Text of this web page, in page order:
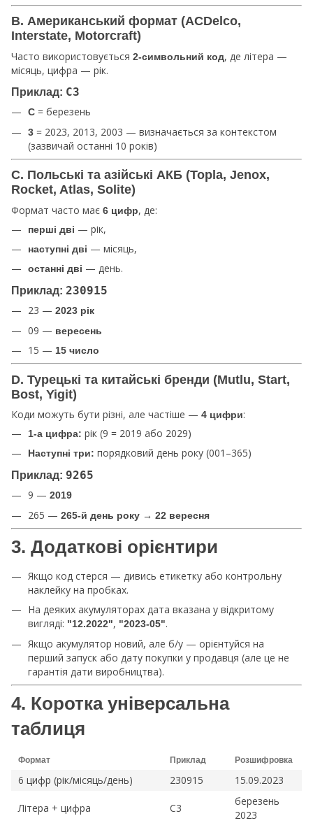
B. Американський формат (ACDelco,
Interstate, Motorcraft)
Часто використовується 2-символьний код, де літера —
місяць, цифра — рік.
Приклад: C3
C = березень
3 = 2023, 2013, 2003 — визначається за контекстом
(зазвичай останні 10 років)
C. Польські та азійські АКБ (Topla, Jenox,
Rocket, Atlas, Solite)
Формат часто має 6 цифр, де:
перші дві — рік,
наступні дві — місяць,
останні дві — день.
Приклад: 230915
23 — 2023 рік
09 — вересень
15 — 15 число
D. Турецькі та китайські бренди (Mutlu, Start,
Bost, Yigit)
Коди можуть бути різні, але частіше — 4 цифри:
1-а цифра: рік (9 = 2019 або 2029)
Наступні три: порядковий день року (001–365)
Приклад: 9265
9 — 2019
265 — 265-й день року → 22 вересня
3. Додаткові орієнтири
Якщо код стерся — дивись етикетку або контрольну
наклейку на пробках.
На деяких акумуляторах дата вказана у відкритому
вигляді: "12.2022", "2023-05".
Якщо акумулятор новий, але б/у — орієнтуйся на
перший запуск або дату покупки у продавця (але це не
гарантія дати виробництва).
4. Коротка універсальна
таблиця
Формат Приклад Розшифровка
6 цифр (рік/місяць/день) 230915 15.09.2023
Літера + цифра C3
березень
2023